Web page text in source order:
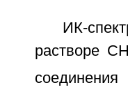
ИК-
растворе